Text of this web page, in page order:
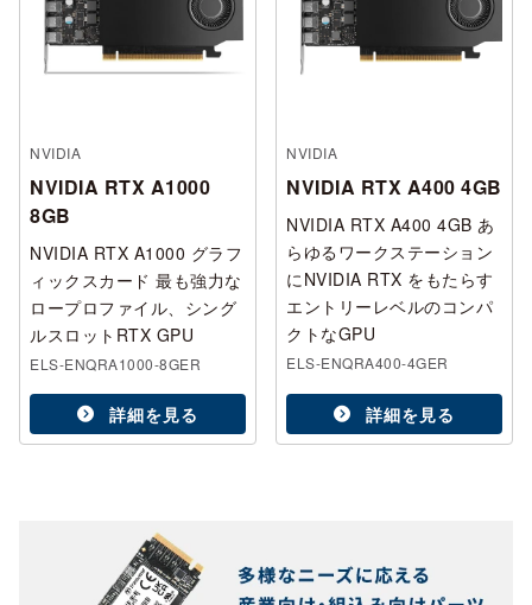
NVIDIA
NVIDIA RTX A1000
8GB
NVIDIA RTX A1000 グラフ
ィックスカード 最も強力な
ロープロファイル、シング
ルスロットRTX GPU
ELS-ENQRA1000-8GER
詳細を見る
NVIDIA
NVIDIA RTX A400 4GB
NVIDIA RTX A400 4GB あ
らゆるワークステーション
にNVIDIA RTX をもたらす
エントリーレベルのコンパ
クトなGPU
ELS-ENQRA400-4GER
詳細を見る